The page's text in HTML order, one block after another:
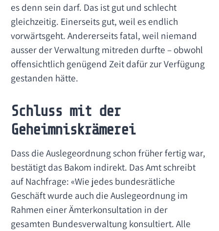
es denn sein darf. Das ist gut und schlecht
gleichzeitig. Einerseits gut, weil es endlich
vorwärtsgeht. Andererseits fatal, weil niemand
ausser der Verwaltung mitreden durfte – obwohl
offensichtlich genügend Zeit dafür zur Verfügung
gestanden hätte.
Schluss mit der
Geheimniskrämerei
Dass die Auslegeordnung schon früher fertig war,
bestätigt das Bakom indirekt. Das Amt schreibt
auf Nachfrage: «Wie jedes bundesrätliche
Geschäft wurde auch die Auslegeordnung im
Rahmen einer Ämterkonsultation in der
gesamten Bundesverwaltung konsultiert. Alle